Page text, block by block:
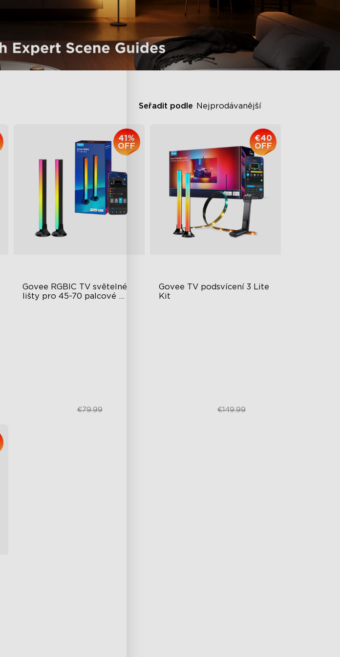
Seřadit podle Nejprodávanější
Govee RGBIC TV světelné
lišty pro 45-70 palcové
41%
OFF
€46.98€79.99
Govee TV podsvícení 3 Lite
Kit
€40
OFF
€109.99€149.99